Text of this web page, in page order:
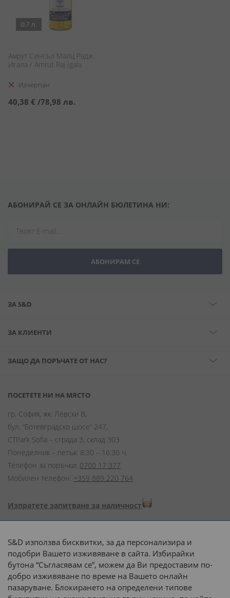
0.7 л.
Амрут Сингъл Малц Радж
Игала / Amrut Raj Igala
Изчерпан
40,38 € /78,98 лв.
АБОНИРАЙ СЕ ЗА ОНЛАЙН БЮЛЕТИНА НИ:
АБОНИРАМ СЕ
ЗА S&D
ЗА КЛИЕНТИ
ЗАЩО ДА ПОРЪЧАТЕ ОТ НАС?
ПОСЕТЕТЕ НИ НА МЯСТО
гр. София, жк. Левски В,
бул. “Ботевградско шосе” 247,
CTPark Sofia – сграда 3, склад 303
Понеделник – петък: 8:30 – 16:30 ч.
Телефон за поръчки: 0700 17 377
Мобилен телефон: +359 889 220 764
Изпратете запитване за наличност
Начини на плащане:
Доставка до адрес с:
S&D използва бисквитки, за да персонализира и
подобри Вашето изживяване в сайта. Избирайки
бутона “Съгласявам се”, можем да Ви предоставим по-
добро изживяване по време на Вашето онлайн
пазаруване. Блокирането на определени типове